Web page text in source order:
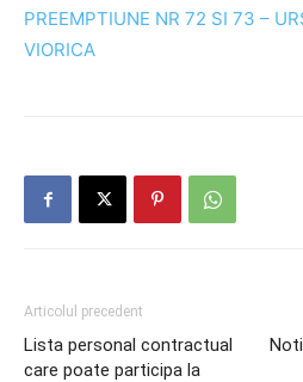
PREEMPTIUNE NR 72 SI 73 –
VIORICA
Articolul precedent
Lista personal contractual
care poate participa la